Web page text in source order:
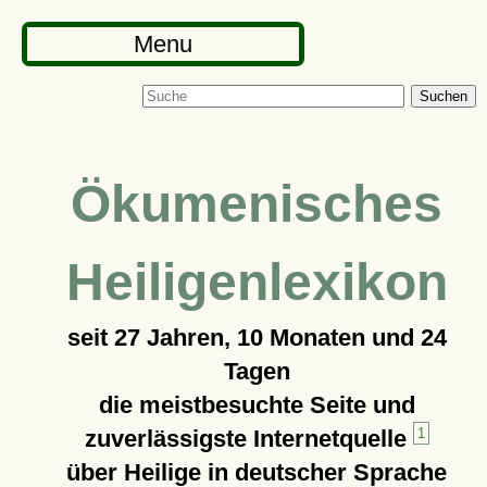
Menu
Suchen
Ökumenisches
Heiligenlexikon
seit 27 Jahren, 10 Monaten und 24
Tagen
die meistbesuchte Seite und
zuverlässigste Internetquelle
1
über Heilige in deutscher Sprache